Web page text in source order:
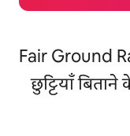
Fair Ground
छुट्टियाँ